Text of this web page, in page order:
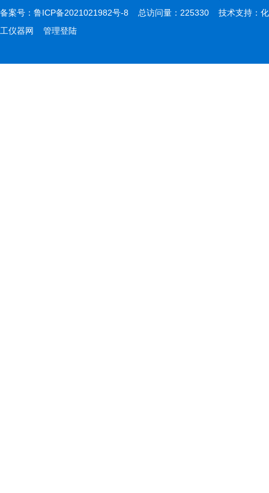
备案号： 鲁ICP备2021021982号-8 总访问量：225330 技术支持： 化
工仪器网
管理登陆